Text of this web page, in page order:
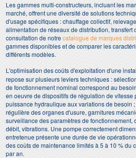
Les gammes multi-constructeurs, incluant les
marché, offrent une diversité de solutions
d'usage spécifiques : chauffage collectif,
alimentation de réseaux de distribution, transfert
consultation de notrecatalogue de marques
gammes disponibles et de comparer les
différents modèles.
L'optimisation des coûts d'exploitation d'une
repose sur plusieurs leviers techniques :
de fonctionnement nominal correspond au
en oeuvre de dispositifs de régulation de vitesse
puissance hydraulique aux variations de besoin
régulière des organes d'usure, garnitures
surveillance des paramètres de fonctionnement,
débit, vibrations. Une pompe correctement
entretenue présente une durée de vie
des coûts de maintenance limités à 5 à 10 % du
par an.